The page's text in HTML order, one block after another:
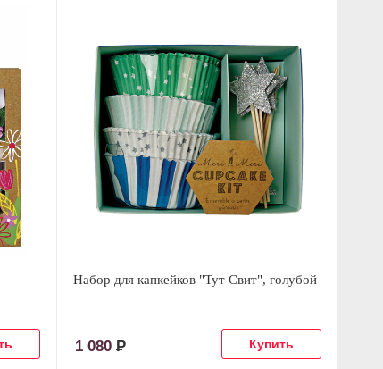
Набор для капкейков "Тут Свит", голубой
1 080Р